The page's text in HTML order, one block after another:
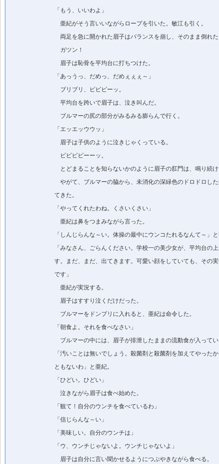
「もう、いいわよ」
亜紀がそう言いいながらロープを引いた。敏江も引く。
両足を急に開かれた眉子はバランスを崩し、そのまま倒れ
ガツン！
眉子は恥骨を平均台に打ちつけた。
「あっうっ、だめっ、だめぇぇぇ～」
ブリブリ、ビビビーッ。
平均台を跨いで眉子は、泣き叫んだ。
ブルマーの尻の部分がみるみる膨らんで行く。
「エッエッウウッ」
眉子は子供のように泣きじゃくっている。
ビビビビーーッ。
とどまることを知らないかのように眉子の肛門は、鳴り続
やがて、ブルマーの脇から、未消化の深緑色のドロドロし
てきた。
「やってくれたわね。くさいくさい」
亜紀は鼻をつまみながら言った。
「しんじらんな～い。体操の最中にウンコたれるなんて～」
「みなさん、ごらんください。学校一の美少女が、平均台の
す。まだ、まだ、出てきます。可愛い顔をしていても、その
です」
亜紀が実況する。
眉子はすすり泣くだけだった。
ブルマーをドンブリに入れると、亜紀は命令した。
「朝食よ。それを食べなさい」
ブルマーの中には、眉子が排泄したままの流動食が入って
「汚いことは無いでしょう。殺菌剤と殺菌剤を加えてやった
ともないわ」と亜紀。
「ひどい。ひどい」
泣きながら眉子は食べ始めた。
「観て！自分のウンチを食べているわ」
「信じらんな～い」
「美味しい。自分のウンチは」
「ウ、ウンチじゃないよ。ウンチじゃないよ」
眉子は自分に言い聞かせるようにつぶやきながら食べる。